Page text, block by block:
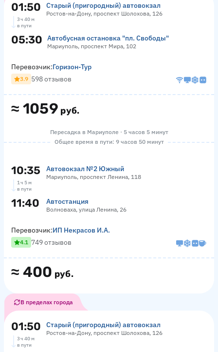
01:50 Старый (пригородный) автовокзал
Ростов-на-Дону, проспект Шолохова, 126
3 ч 40 м
в пути
05:30 Автобусная остановка "пл. Свободы"
Мариуполь, проспект Мира, 102
≈ 1059 руб.
Перевозчик:Горизон-Тур
3.9 598 отзывов
Пересадка в Мариуполе · 5 часов 5 минут
Общее время в пути: 9 часов 50 минут
10:35 Автовокзал №2 Южный
Мариуполь, проспект Ленина, 118
1 ч 5 м
в пути
11:40 Автостанция
Волноваха, улица Ленина, 26
≈ 400 руб.
Перевозчик:ИП Некрасов И.А.
4.1 749 отзывов
В пределах города
01:50 Старый (пригородный) автовокзал
Ростов-на-Дону, проспект Шолохова, 126
3 ч 40 м
в пути